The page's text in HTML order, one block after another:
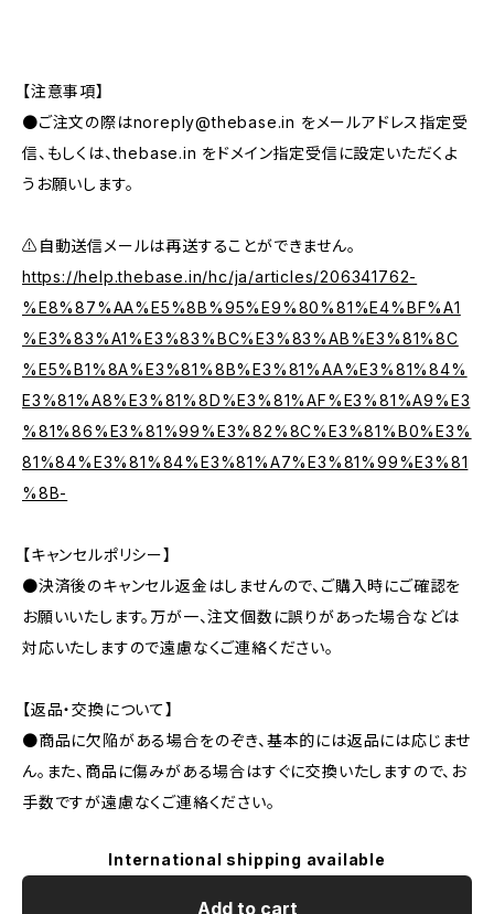
【注意事項】
●ご注文の際はnoreply@thebase.in をメールアドレス指定受
信、もしくは、thebase.in をドメイン指定受信に設定いただくよ
うお願いします。
⚠️自動送信メールは再送することができません。
https://help.thebase.in/hc/ja/articles/206341762-
%E8%87%AA%E5%8B%95%E9%80%81%E4%BF%A1
%E3%83%A1%E3%83%BC%E3%83%AB%E3%81%8C
%E5%B1%8A%E3%81%8B%E3%81%AA%E3%81%84%
E3%81%A8%E3%81%8D%E3%81%AF%E3%81%A9%E3
%81%86%E3%81%99%E3%82%8C%E3%81%B0%E3%
81%84%E3%81%84%E3%81%A7%E3%81%99%E3%81
%8B-
【キャンセルポリシー】
●決済後のキャンセル返金はしませんので、ご購入時にご確認を
お願いいたします。万が一、注文個数に誤りがあった場合などは
対応いたしますので遠慮なくご連絡ください。
【返品・交換について】
●商品に欠陥がある場合をのぞき、基本的には返品には応じませ
ん。また、商品に傷みがある場合はすぐに交換いたしますので、お
手数ですが遠慮なくご連絡ください。
International shipping available
Add to cart